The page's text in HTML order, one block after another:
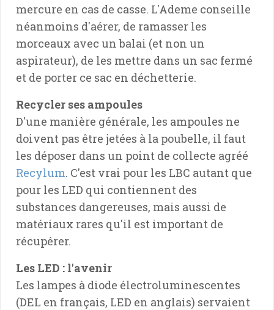
mercure en cas de casse. L'Ademe conseille
néanmoins d'aérer, de ramasser les
morceaux avec un balai (et non un
aspirateur), de les mettre dans un sac fermé
et de porter ce sac en déchetterie.
Recycler ses ampoules
D'une manière générale, les ampoules ne
doivent pas être jetées à la poubelle, il faut
les déposer dans un point de collecte agréé
Recylum. C'est vrai pour les LBC autant que
pour les LED qui contiennent des
substances dangereuses, mais aussi de
matériaux rares qu'il est important de
récupérer.
Les LED : l'avenir
Les lampes à diode électroluminescentes
(DEL en français, LED en anglais) servaient